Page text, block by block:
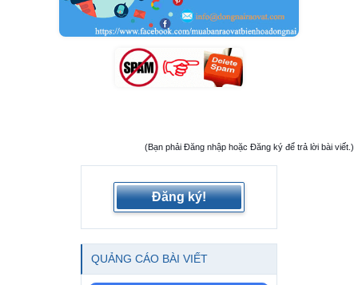
(Bạn phải Đăng nhập hoặc Đăng ký để trả lời bài viết.)
Đăng ký!
QUẢNG CÁO BÀI VIẾT